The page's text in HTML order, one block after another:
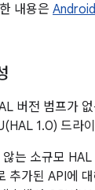
내용은
버전 범프가
1.0) 드라
는 소규모
추가된 API에